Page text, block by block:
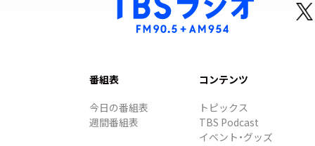
番組表
今日の番組表
週間番組表
コンテンツ
トピックス
TBS Podcast
イベント・グッズ